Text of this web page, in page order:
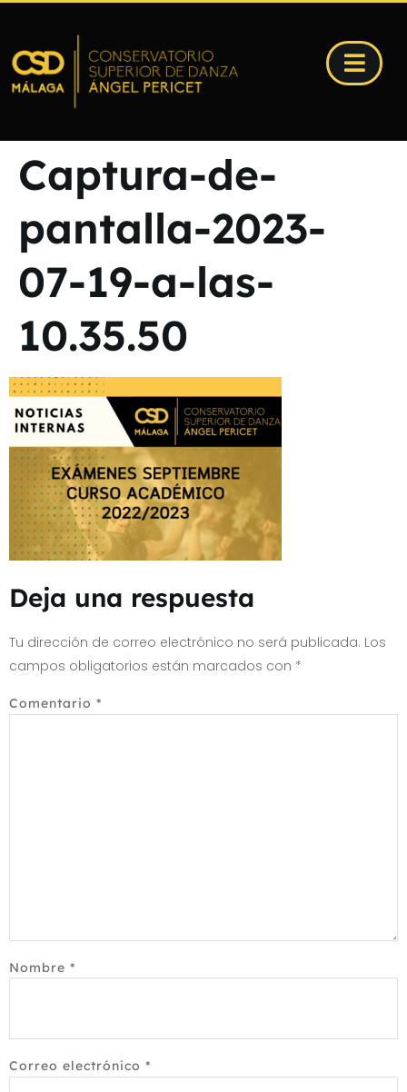
Captura-de-
pantalla-2023-
07-19-a-las-
10.35.50
Deja una respuesta
Tu dirección de correo electrónico no será publicada. Los
campos obligatorios están marcados con *
Comentario *
Nombre *
Correo electrónico *